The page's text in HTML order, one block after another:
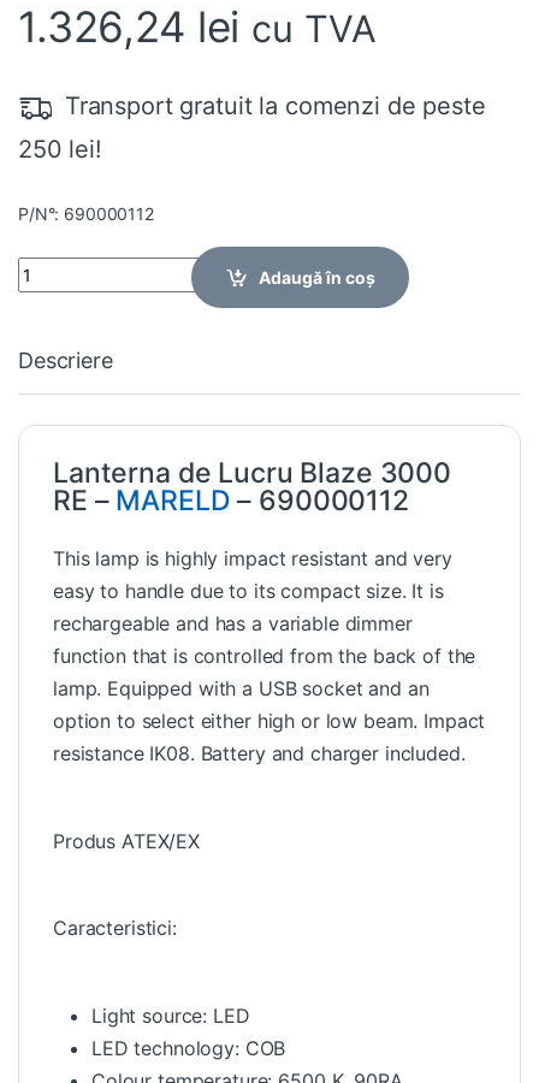
1.326,24 lei cu TVA
Transport gratuit la comenzi de peste
250 lei!
P/N°: 690000112
Quantity
Adaugă în coș
Descriere
Lanterna de Lucru Blaze 3000
RE – MARELD – 690000112
This lamp is highly impact resistant and very
easy to handle due to its compact size. It is
rechargeable and has a variable dimmer
function that is controlled from the back of the
lamp. Equipped with a USB socket and an
option to select either high or low beam. Impact
resistance IK08. Battery and charger included.
Produs ATEX/EX
Caracteristici:
Light source: LED
LED technology: COB